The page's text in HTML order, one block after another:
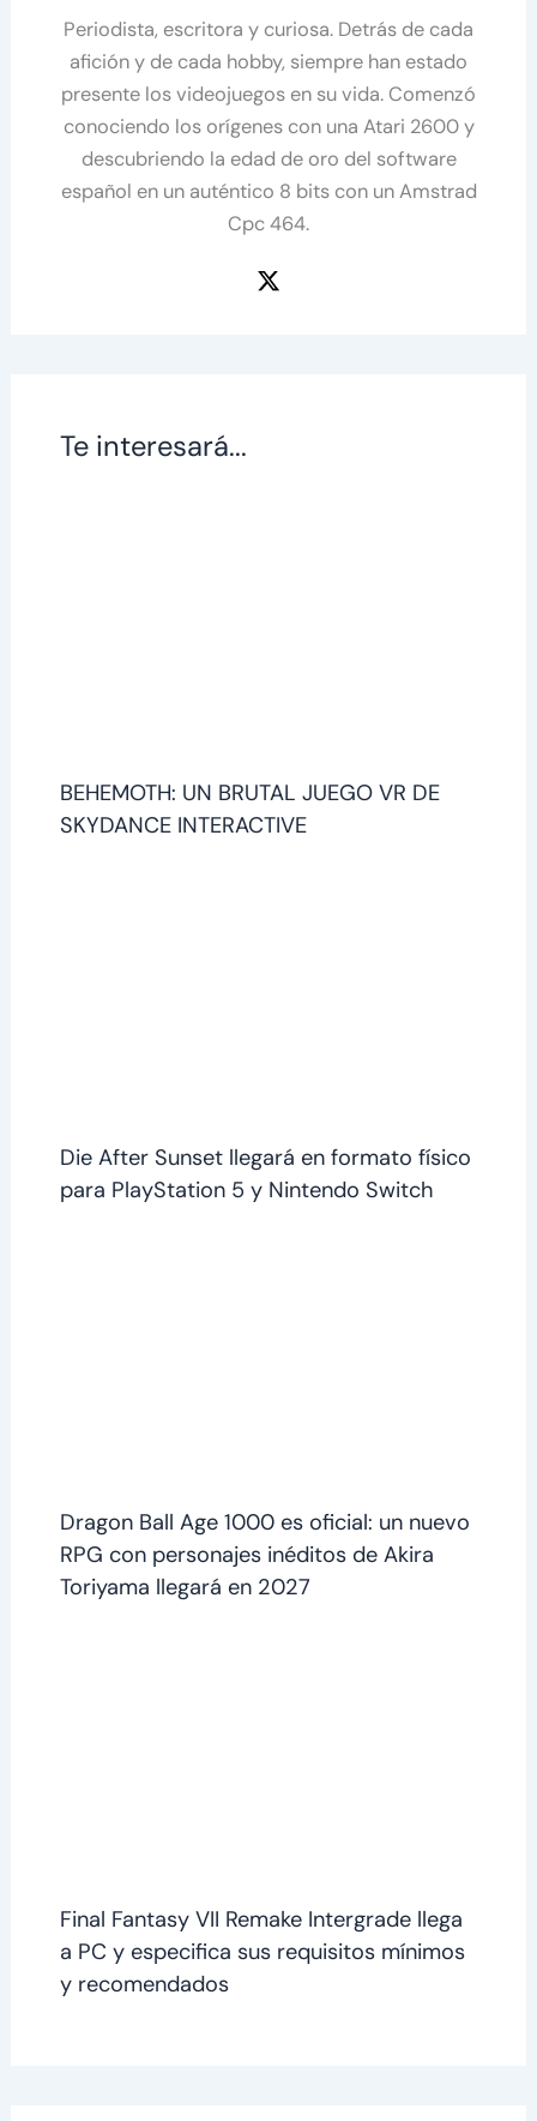
Periodista, escritora y curiosa. Detrás de cada
afición y de cada hobby, siempre han estado
presente los videojuegos en su vida. Comenzó
conociendo los orígenes con una Atari 2600 y
descubriendo la edad de oro del software
español en un auténtico 8 bits con un Amstrad
Cpc 464.
Te interesará...
BEHEMOTH: UN BRUTAL JUEGO VR DE
SKYDANCE INTERACTIVE
Die After Sunset llegará en formato físico
para PlayStation 5 y Nintendo Switch
Dragon Ball Age 1000 es oficial: un nuevo
RPG con personajes inéditos de Akira
Toriyama llegará en 2027
Final Fantasy VII Remake Intergrade llega
a PC y especifica sus requisitos mínimos
y recomendados